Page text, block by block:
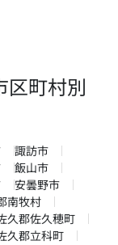
区町村別
諏訪市
飯山市
安曇野市
南牧村
久郡佐久穂町
久郡立科町